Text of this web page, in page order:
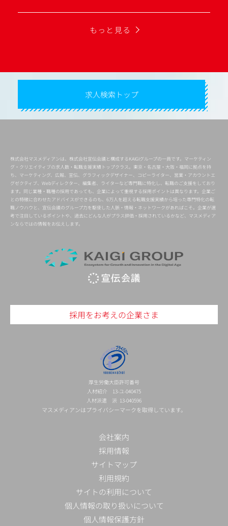
もっと見る
求人検索トップ
株式会社マスメディアンは、株式会社宣伝会議と構成するKAIGIグループの一員です。マーケティン
グ・クリエイティブの求人数・転職支援実績トップクラス。東京・名古屋・大阪・福岡に拠点を持
ち、マーケティング、広報、宣伝、グラフィックデザイナー、コピーライター、営業・アカウントエ
グゼクティブ、Webディレクター、編集者、ライターなど専門職に特化し、転職のご支援をしており
ます。同じ業種・職種の採用であっても、企業によって重視する採用ポイントは異なります。企業ご
との特徴に合わせたアドバイスができるのも、6万人を超える転職支援実績から培った専門特化の転
職ノウハウと、宣伝会議のグループ力を駆使した人脈・情報・ネットワークがあればこそ。企業が選
考で注目しているポイントや、過去にどんな人がプラス評価・採用されているかなど、マスメディア
ンならではの情報をお伝えします。
採用をお考えの企業さま
厚生労働大臣許可番号
人材紹介 13-ユ-040475
人材派遣 派 13-040596
マスメディアンはプライバシーマークを取得しています。
会社案内
採用情報
サイトマップ
利用規約
サイトの利用について
個人情報の取り扱いについて
個人情報保護方針